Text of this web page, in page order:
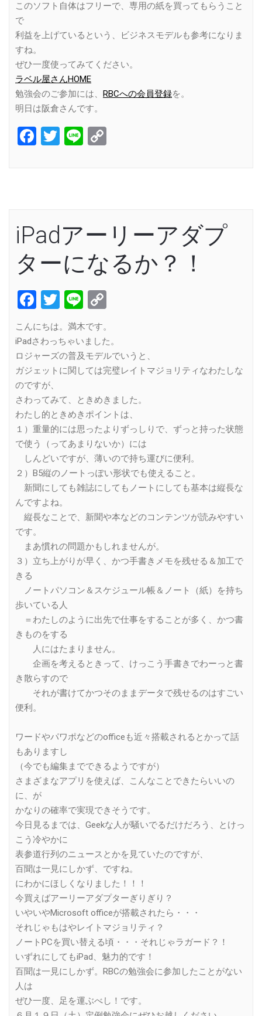
このソフト自体はフリーで、専用の紙を買ってもらうこと
で
利益を上げているという、ビジネスモデルも参考になりま
すね。
ぜひ一度使ってみてください。
ラベル屋さんHOME
勉強会のご参加には、 RBCへの会員登録を。
明日は阪倉さんです。
Facebook
Twitter
Line
iPadアーリーアダプ
ターになるか？！
Facebook
Twitter
Line
こんにちは。満木です。
iPadさわっちゃいました。
ロジャーズの普及モデルでいうと、
ガジェットに関しては完璧レイトマジョリティなわたしな
のですが、
さわってみて、ときめきました。
わたし的ときめきポイントは、
１）重量的には思ったよりずっしりで、ずっと持った状態
で使う（ってあまりないか）には
しんどいですが、薄いので持ち運びに便利。
２）B5縦のノートっぽい形状でも使えること。
新聞にしても雑誌にしてもノートにしても基本は縦長な
んですよね。
縦長なことで、新聞や本などのコンテンツが読みやすい
です。
まあ慣れの問題かもしれませんが。
３）立ち上がりが早く、かつ手書きメモを残せる＆加工で
きる
ノートパソコン＆スケジュール帳＆ノート（紙）を持ち
歩いている人
＝わたしのように出先で仕事をすることが多く、かつ書
きものをする
人にはたまりません。
企画を考えるときって、けっこう手書きでわーっと書
き散らすので
それが書けてかつそのままデータで残せるのはすごい
便利。
ワードやパワポなどのofficeも近々搭載されるとかって話
もありますし
（今でも編集までできるようですが）
さまざまなアプリを使えば、こんなことできたらいいの
に、が
かなりの確率で実現できそうです。
今日見るまでは、Geekな人が騒いでるだけだろう、とけっ
こう冷やかに
表参道行列のニュースとかを見ていたのですが、
百聞は一見にしかず、ですね。
にわかにほしくなりました！！！
今買えばアーリーアダプターぎりぎり？
いやいやMicrosoft officeが搭載されたら・・・
それじゃもはやレイトマジョリティ？
ノートPCを買い替える頃・・・それじゃラガード？！
いずれにしてもiPad、魅力的です！
百聞は一見にしかず。RBCの勉強会に参加したことがない
人は
ぜひ一度、足を運ぶべし！です。